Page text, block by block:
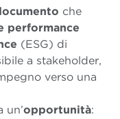
che
performance
(ESG) di
a stakeholder,
verso una
un’opportunità: